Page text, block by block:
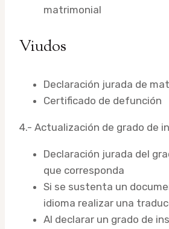
matrimonial
Viudos
Declaración jurada de
Certificado de defunción
4.- Actualización de grado de
Declaración jurada del
que corresponda
Si se sustenta un
idioma realizar una
Al declarar un grado de